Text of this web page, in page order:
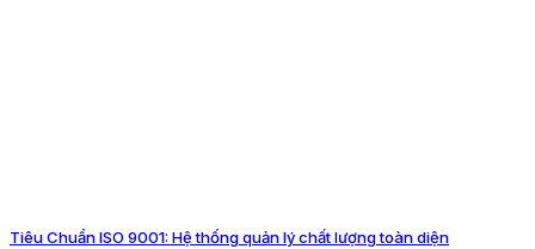
Tiêu Chuẩn ISO 9001: Hệ thống quản lý chất lượng toàn diện